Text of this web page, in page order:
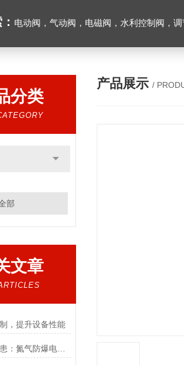
电动阀，气动阀，电磁阀，水利控制阀，调节
分类
部
文章
，提升设备性能
破解易燃易爆场景隐患：氮气防爆电磁阀的安全适配优化方案
产品展示 /